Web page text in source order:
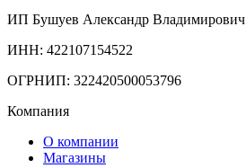
ИП Бушуев Александр Владимирович
ИНН: 422107154522
ОГРНИП: 322420500053796
Компания
О компании
Магазины